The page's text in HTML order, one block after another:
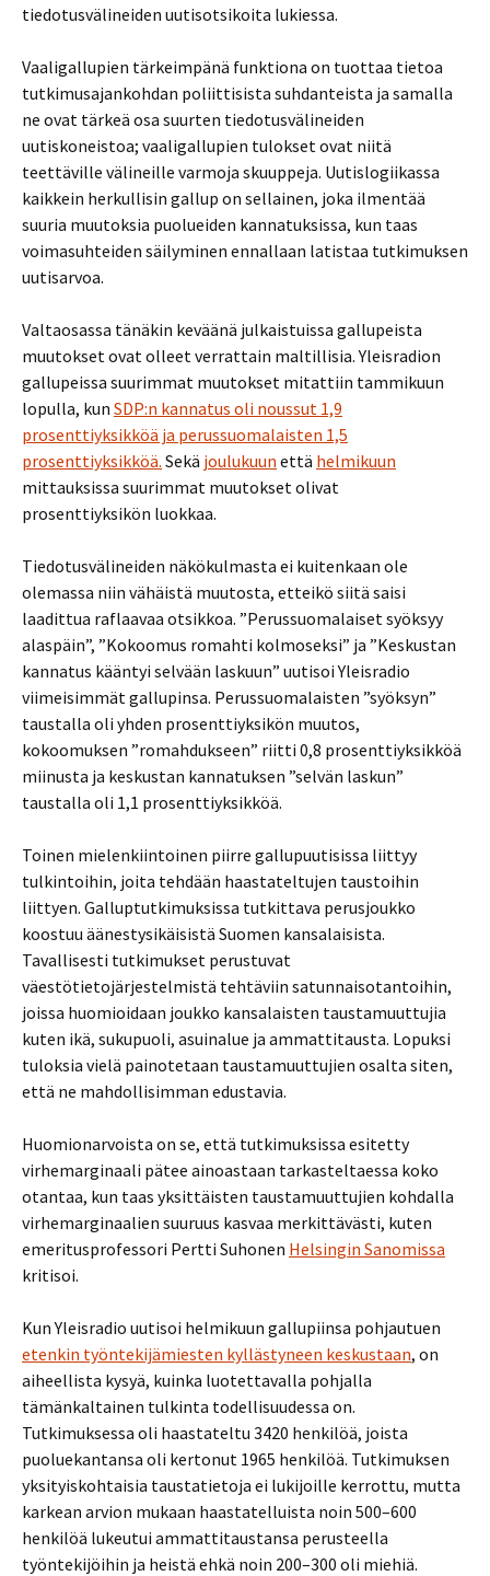
tiedotusvälineiden uutisotsikoita lukiessa.
Vaaligallupien tärkeimpänä funktiona on tuottaa tietoa
tutkimusajankohdan poliittisista suhdanteista ja samalla
ne ovat tärkeä osa suurten tiedotusvälineiden
uutiskoneistoa; vaaligallupien tulokset ovat niitä
teettäville välineille varmoja skuuppeja. Uutislogiikassa
kaikkein herkullisin gallup on sellainen, joka ilmentää
suuria muutoksia puolueiden kannatuksissa, kun taas
voimasuhteiden säilyminen ennallaan latistaa tutkimuksen
uutisarvoa.
Valtaosassa tänäkin keväänä julkaistuissa gallupeista
muutokset ovat olleet verrattain maltillisia. Yleisradion
gallupeissa suurimmat muutokset mitattiin tammikuun
lopulla, kun SDP:n kannatus oli noussut 1,9
prosenttiyksikköä ja perussuomalaisten 1,5
prosenttiyksikköä. Sekä joulukuun että helmikuun
mittauksissa suurimmat muutokset olivat
prosenttiyksikön luokkaa.
Tiedotusvälineiden näkökulmasta ei kuitenkaan ole
olemassa niin vähäistä muutosta, etteikö siitä saisi
laadittua raflaavaa otsikkoa. ”Perussuomalaiset syöksyy
alaspäin”, ”Kokoomus romahti kolmoseksi” ja ”Keskustan
kannatus kääntyi selvään laskuun” uutisoi Yleisradio
viimeisimmät gallupinsa. Perussuomalaisten ”syöksyn”
taustalla oli yhden prosenttiyksikön muutos,
kokoomuksen ”romahdukseen” riitti 0,8 prosenttiyksikköä
miinusta ja keskustan kannatuksen ”selvän laskun”
taustalla oli 1,1 prosenttiyksikköä.
Toinen mielenkiintoinen piirre gallupuutisissa liittyy
tulkintoihin, joita tehdään haastateltujen taustoihin
liittyen. Galluptutkimuksissa tutkittava perusjoukko
koostuu äänestysikäisistä Suomen kansalaisista.
Tavallisesti tutkimukset perustuvat
väestötietojärjestelmistä tehtäviin satunnaisotantoihin,
joissa huomioidaan joukko kansalaisten taustamuuttujia
kuten ikä, sukupuoli, asuinalue ja ammattitausta. Lopuksi
tuloksia vielä painotetaan taustamuuttujien osalta siten,
että ne mahdollisimman edustavia.
Huomionarvoista on se, että tutkimuksissa esitetty
virhemarginaali pätee ainoastaan tarkasteltaessa koko
otantaa, kun taas yksittäisten taustamuuttujien kohdalla
virhemarginaalien suuruus kasvaa merkittävästi, kuten
emeritusprofessori Pertti Suhonen Helsingin Sanomissa
kritisoi.
Kun Yleisradio uutisoi helmikuun gallupiinsa pohjautuen
etenkin työntekijämiesten kyllästyneen keskustaan, on
aiheellista kysyä, kuinka luotettavalla pohjalla
tämänkaltainen tulkinta todellisuudessa on.
Tutkimuksessa oli haastateltu 3420 henkilöä, joista
puoluekantansa oli kertonut 1965 henkilöä. Tutkimuksen
yksityiskohtaisia taustatietoja ei lukijoille kerrottu, mutta
karkean arvion mukaan haastatelluista noin 500–600
henkilöä lukeutui ammattitaustansa perusteella
työntekijöihin ja heistä ehkä noin 200–300 oli miehiä.